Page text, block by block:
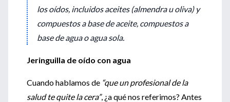
los oídos, incluidos aceites (almendra u oliva) y
compuestos a base de aceite, compuestos a
base de agua o agua sola.
Jeringuilla de oído con agua
Cuando hablamos de “que un profesional de la
salud te quite la cera”, ¿a qué nos referimos? Antes